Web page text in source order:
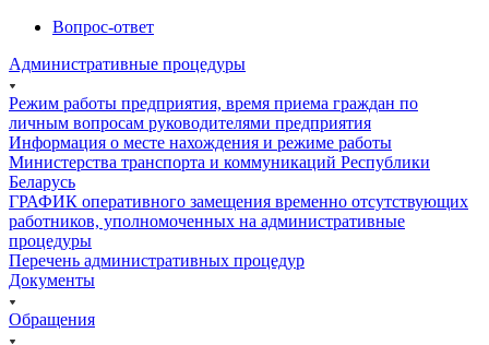
Вопрос-ответ
Административные процедуры
Режим работы предприятия, время приема граждан по
личным вопросам руководителями предприятия
Информация о месте нахождения и режиме работы
Министерства транспорта и коммуникаций Республики
Беларусь
ГРАФИК оперативного замещения временно отсутствующих
работников, уполномоченных на административные
процедуры
Перечень административных процедур
Документы
Обращения